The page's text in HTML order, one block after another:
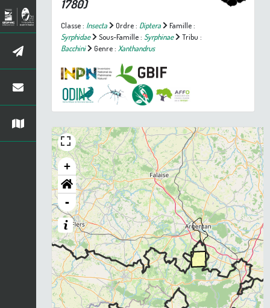
1780)
Classe : Insecta Ordre : Diptera
Famille :
Syrphidae
Sous-Famille : Syrphinae
Tribu :
Bacchini
Genre : Xanthandrus
+
-